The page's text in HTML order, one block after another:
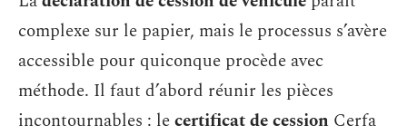
complexe sur le papier, mais le processus s’avère
accessible pour quiconque procède avec
méthode. Il faut d’abord réunir les pièces
incontournables : lecertificat de cession Cerfa